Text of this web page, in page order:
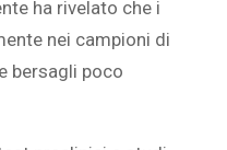
ha rivelato che i
nei campioni di
bersagli poco